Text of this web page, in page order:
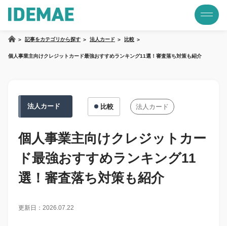
記事をカテゴリから探す 法人カード 比較
個人事業主向けクレジットカード最強おすすめランキング11選！審査落ち対策も紹介
法人カード 比較 法人カード
個人事業主向けクレジットカー
ド最強おすすめランキング11
選！審査落ち対策も紹介
更新日：2026.07.22